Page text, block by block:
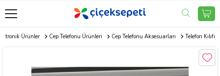
Ürünler Cep Telefonu Ürünleri Cep Telefonu Aksesuarları Telefon Kılıfı